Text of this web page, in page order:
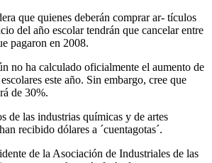
que quienes deberán comprar ar- tículos
del año escolar tendrán que cancelar entre
pagaron en 2008.
no ha calculado oficialmente el aumento de
este año. Sin embargo, cree que
de 30%.
de las industrias químicas y de artes
recibido dólares a ´cuentagotas´.
de la Asociación de Industriales de las